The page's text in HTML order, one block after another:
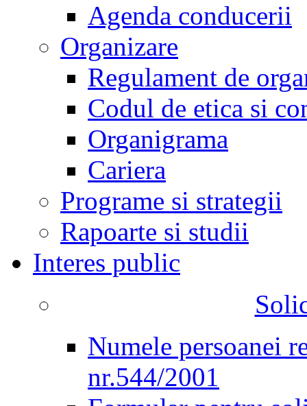
Agenda conducerii
Organizare
Regulament de
Codul de etica si
Organigrama
Cariera
Programe si strategii
Rapoarte si studii
Interes public
Numele persoanei
nr.544/2001